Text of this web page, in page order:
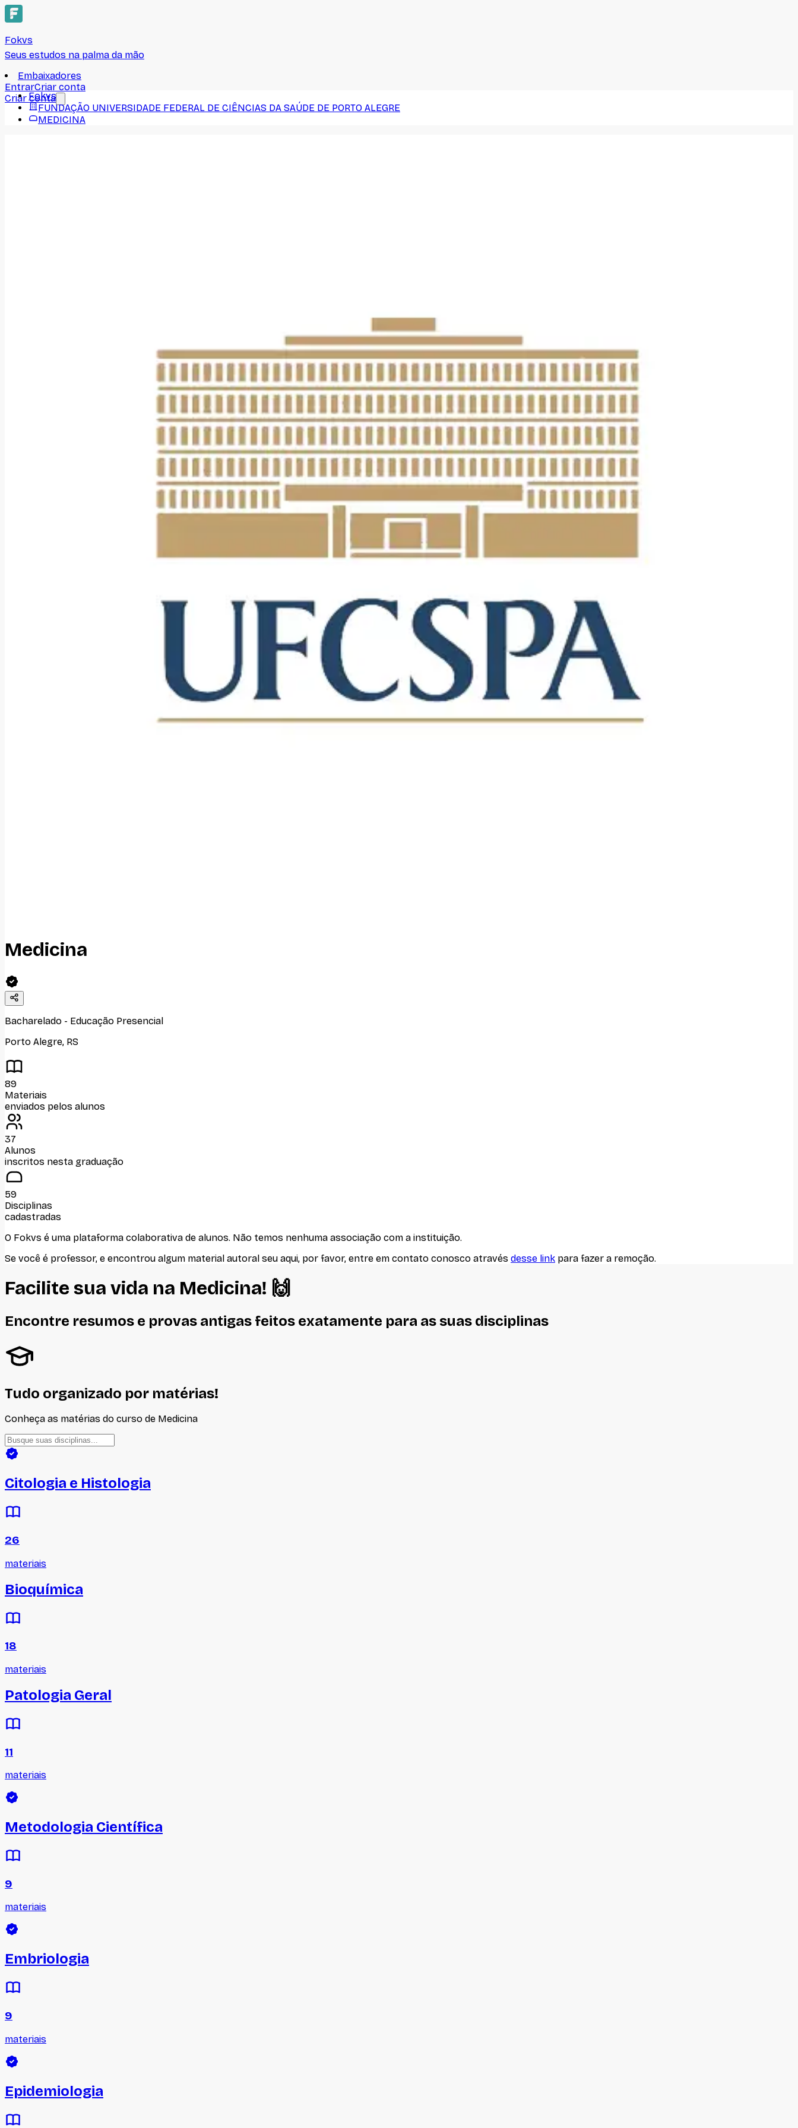
Fokvs
Seus estudos na palma da mão
Embaixadores
EntrarCriar conta
Criar conta
Fokvs
FUNDAÇÃO UNIVERSIDADE FEDERAL DE CIÊNCIAS DA SAÚDE DE PORTO ALEGRE
MEDICINA
Medicina
Bacharelado - Educação Presencial
Porto Alegre, RS
89
Materiais
enviados pelos alunos
37
Alunos
inscritos nesta graduação
59
Disciplinas
cadastradas
O Fokvs é uma plataforma colaborativa de alunos. Não temos nenhuma associação com a instituição.
Se você é professor, e encontrou algum material autoral seu aqui, por favor, entre em contato conosco através desse link para fazer a remoção.
Facilite sua vida na Medicina! 🙌
Encontre resumos e provas antigas feitos exatamente para as suas disciplinas
Tudo organizado por matérias!
Conheça as matérias do curso de Medicina
Citologia e Histologia
26
materiais
Bioquímica
18
materiais
Patologia Geral
11
materiais
Metodologia Científica
9
materiais
Embriologia
9
materiais
Epidemiologia